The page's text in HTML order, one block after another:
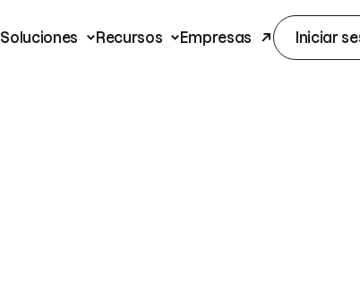
Soluciones Recursos Empresas Iniciar